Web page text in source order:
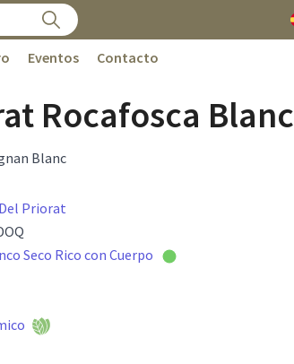
Eventos Contacto
Rocafosca Blanc
Blanc
Priorat
Seco Rico con Cuerpo